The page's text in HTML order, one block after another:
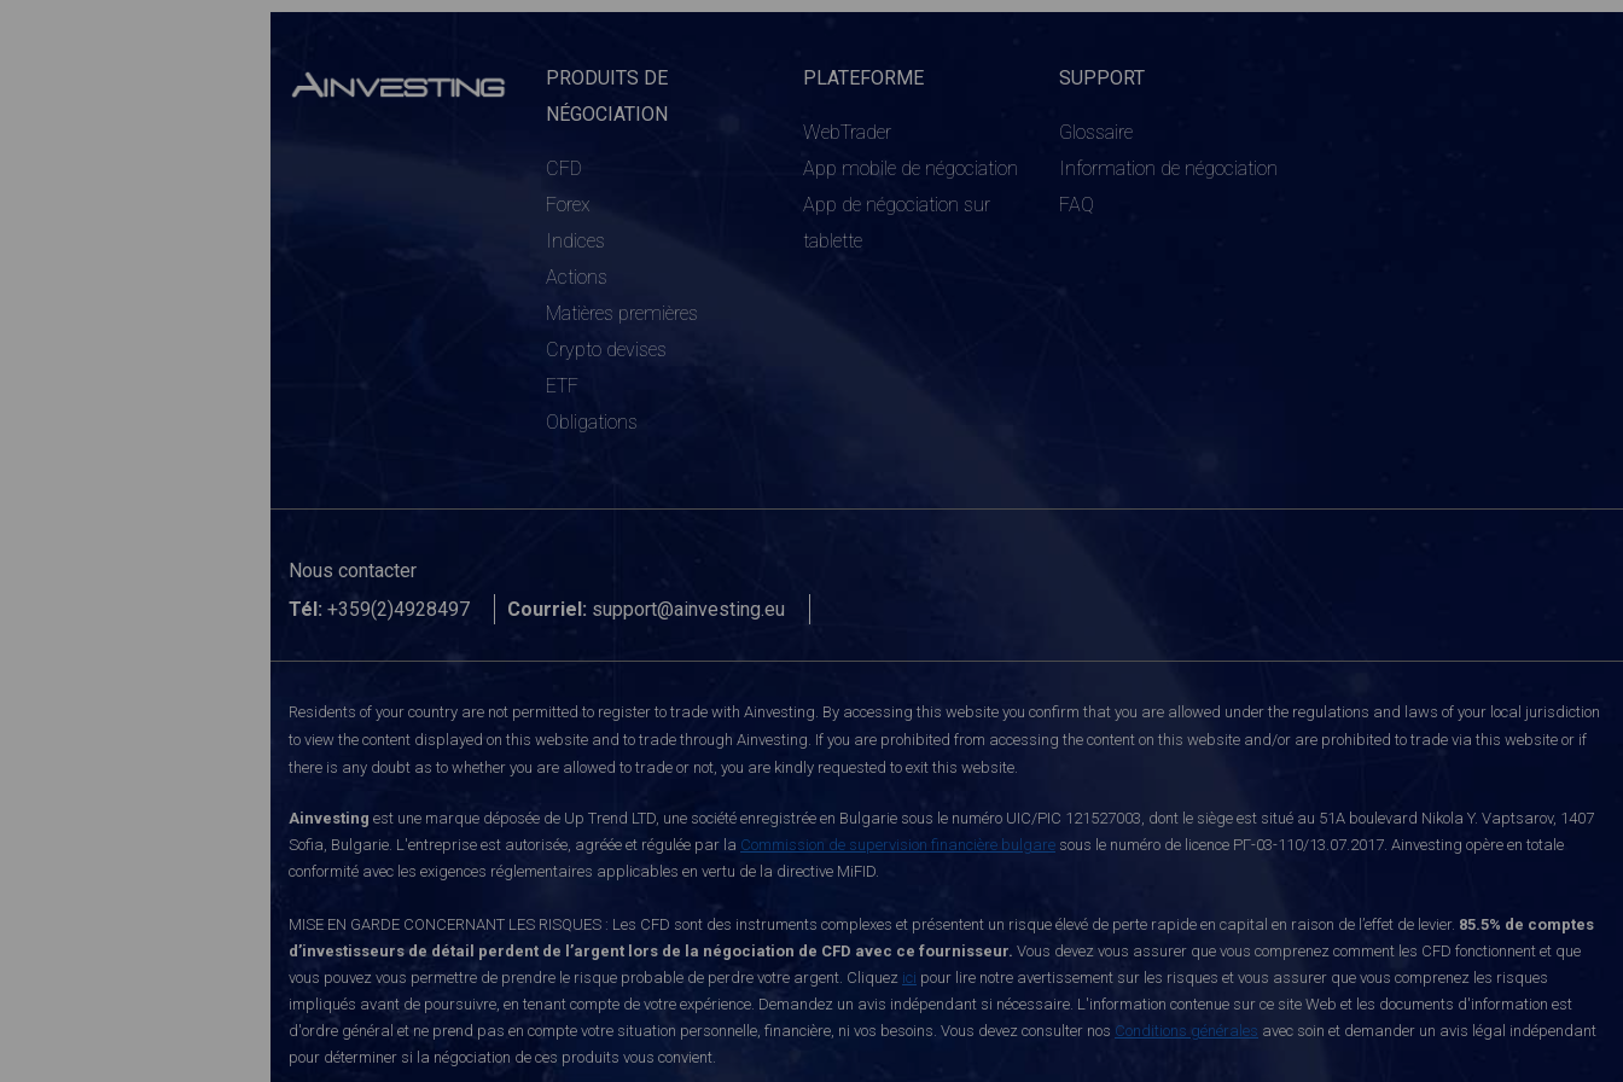
PRODUITS DE
NÉGOCIATION
CFD
Forex
Indices
Actions
Matières premières
Crypto devises
ETF
Obligations
PLATEFORME
WebTrader
App mobile de négociation
App de négociation sur
tablette
SUPPORT
Glossaire
Information de négociation
FAQ
Nous contacter
Tél: +359(2)4928497 Courriel: support@ainvesting.eu
Residents of your country are not permitted to register to trade with Ainvesting. By accessing this website you confirm that you are allowed under the regulations and laws of your local jurisdiction
to view the content displayed on this website and to trade through Ainvesting. If you are prohibited from accessing the content on this website and/or are prohibited to trade via this website or if
there is any doubt as to whether you are allowed to trade or not, you are kindly requested to exit this website.
Ainvesting est une marque déposée de Up Trend LTD, une société enregistrée en Bulgarie sous le numéro UIC/PIC 121527003, dont le siège est situé au 51A boulevard Nikola Y. Vaptsarov, 1407
Sofia, Bulgarie. L'entreprise est autorisée, agréée et régulée par la Commission de supervision financière bulgare sous le numéro de licence РГ-03-110/13.07.2017. Ainvesting opère en totale
conformité avec les exigences réglementaires applicables en vertu de la directive MiFID.
MISE EN GARDE CONCERNANT LES RISQUES : Les CFD sont des instruments complexes et présentent un risque élevé de perte rapide en capital en raison de l’effet de levier. 85.5% de comptes
d’investisseurs de détail perdent de l’argent lors de la négociation de CFD avec ce fournisseur. Vous devez vous assurer que vous comprenez comment les CFD fonctionnent et que
vous pouvez vous permettre de prendre le risque probable de perdre votre argent. Cliquez ici pour lire notre avertissement sur les risques et vous assurer que vous comprenez les risques
impliqués avant de poursuivre, en tenant compte de votre expérience. Demandez un avis indépendant si nécessaire. L'information contenue sur ce site Web et les documents d'information est
d'ordre général et ne prend pas en compte votre situation personnelle, financière, ni vos besoins. Vous devez consulter nos Conditions générales avec soin et demander un avis légal indépendant
pour déterminer si la négociation de ces produits vous convient.